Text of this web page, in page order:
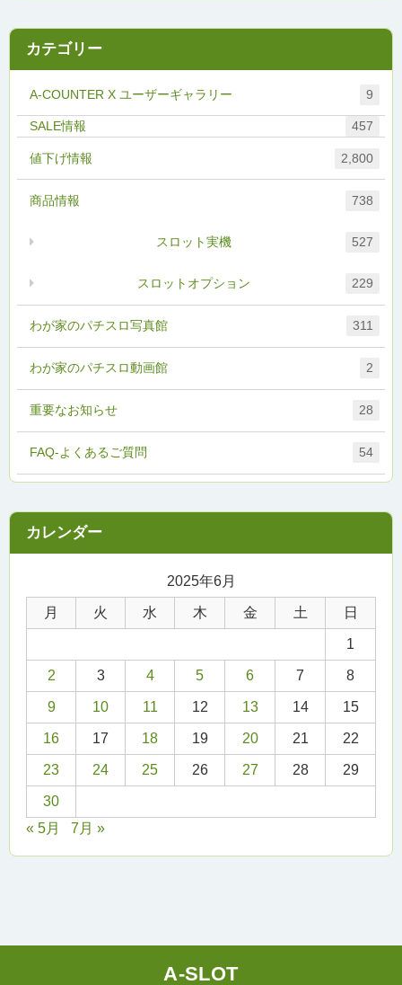
カテゴリー
A-COUNTER X ユーザーギャラリー 9
FAQ-よくあるご質問 54
457
わが家のパチスロ写真館 311
わが家のパチスロ動画館 2
値下げ情報 2,800
商品情報 738
スロットオプション 229
スロット実機 527
重要なお知らせ 28
2025年6月
月 火 水 木 金 土 日
1
2 3 4 5 6 7 8
9 10 11 12 13 14 15
16 17 18 19 20 21 22
23 24 25 26 27 28 29
30
« 5月
7月 »